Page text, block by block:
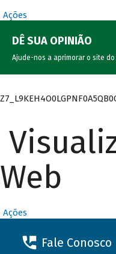
Ações
DÊ SUA OPINIÃO
Ajude-nos a aprimorar o site
Web
Ações
Fale Conosco